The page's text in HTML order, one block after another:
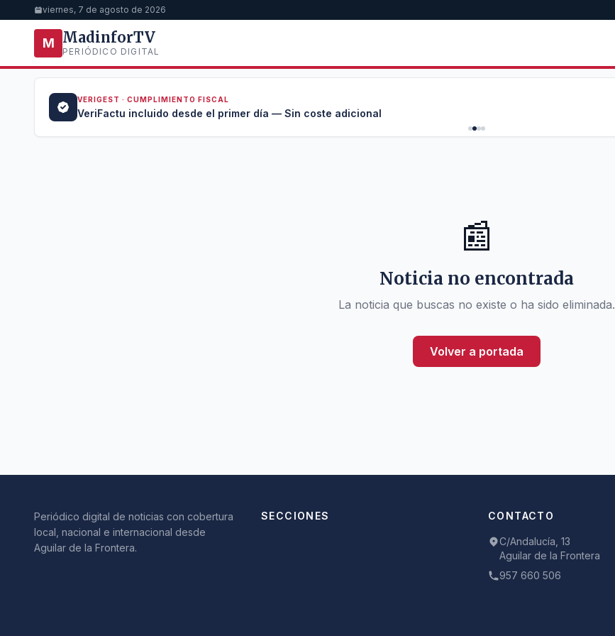
viernes, 7 de agosto de 2026
M MadinforTV
PERIÓDICO DIGITAL
VERIGEST · CUMPLIMIENTO FISCAL
VeriFactu incluido desde el primer día — Sin coste adicional
📰
Noticia no encontrada
La noticia que buscas no existe o ha sido eliminada.
Volver a portada
Periódico digital de noticias con cobertura
local, nacional e internacional desde
Aguilar de la Frontera.
SECCIONES CONTACTO
C/Andalucía, 13
Aguilar de la Frontera
957 660 506